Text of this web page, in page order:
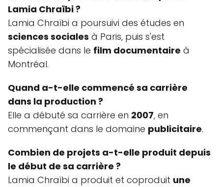
Lamia Chraïbi ?
Lamia Chraïbi a poursuivi des études en
sciences sociales à Paris, puis s'est
spécialisée dans le film documentaire à
Montréal.
Quand a-t-elle commencé sa carrière
dans la production ?
Elle a débuté sa carrière en 2007, en
commençant dans le domaine publicitaire.
Combien de projets a-t-elle produit depuis
le début de sa carrière ?
Lamia Chraïbi a produit et coproduit une